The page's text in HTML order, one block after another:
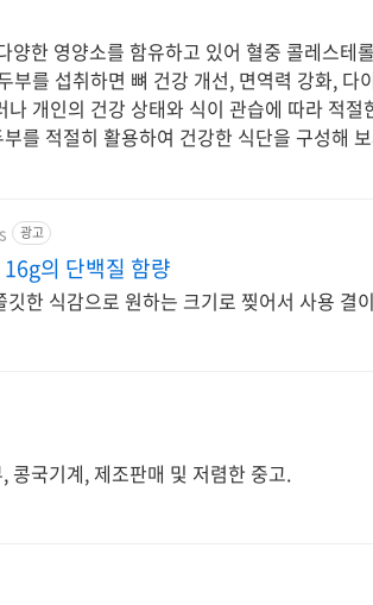
한 영양소를 함유하고 있어 혈중 콜레스테
부를 섭취하면 뼈 건강 개선, 면역력 강화, 다
개인의 건강 상태와 식이 관습에 따라 적절
를 적절히 활용하여 건강한 식단을 구성해
광고
의 단백질 함량
한 식감으로 원하는 크기로 찢어서 사용 결
콩국기계, 제조판매 및 저렴한 중고.